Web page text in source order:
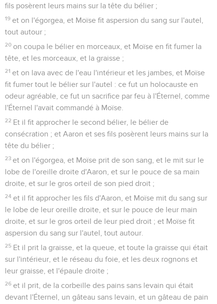
fils posèrent leurs mains sur la tête du bélier ;
19 et on l'égorgea, et Moïse fit aspersion du sang sur l'autel,
tout autour ;
20 on coupa le bélier en morceaux, et Moïse en fit fumer la
tête, et les morceaux, et la graisse ;
21 et on lava avec de l'eau l'intérieur et les jambes, et Moïse
fit fumer tout le bélier sur l'autel : ce fut un holocauste en
odeur agréable, ce fut un sacrifice par feu à l'Éternel, comme
l'Éternel l'avait commandé à Moïse.
22 Et il fit approcher le second bélier, le bélier de
consécration ; et Aaron et ses fils posèrent leurs mains sur la
tête du bélier ;
23 et on l'égorgea, et Moïse prit de son sang, et le mit sur le
lobe de l'oreille droite d'Aaron, et sur le pouce de sa main
droite, et sur le gros orteil de son pied droit ;
24 et il fit approcher les fils d'Aaron, et Moïse mit du sang sur
le lobe de leur oreille droite, et sur le pouce de leur main
droite, et sur le gros orteil de leur pied droit ; et Moïse fit
aspersion du sang sur l'autel, tout autour.
25 Et il prit la graisse, et la queue, et toute la graisse qui était
sur l'intérieur, et le réseau du foie, et les deux rognons et
leur graisse, et l'épaule droite ;
26 et il prit, de la corbeille des pains sans levain qui était
devant l'Éternel, un gâteau sans levain, et un gâteau de pain